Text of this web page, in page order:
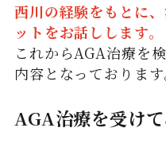
西川の経験をもとに
ットをお話しします。
これからAGA治療を
内容となっております
AGA治療を受け